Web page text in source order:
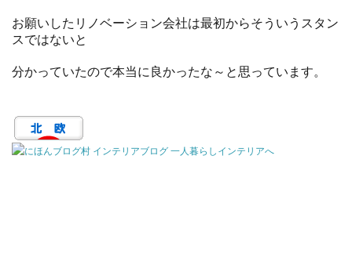
お願いしたリノベーション会社は最初からそういうスタン
スではないと
分かっていたので本当に良かったな～と思っています。